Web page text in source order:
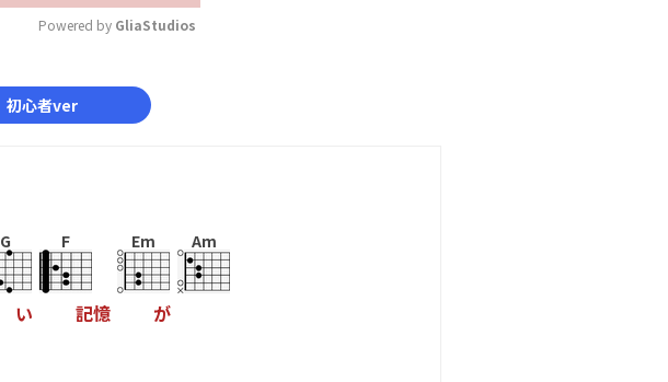
Mute
Powered by GliaStudios
初心者ver
G
い
F
記憶
Em
が
Am